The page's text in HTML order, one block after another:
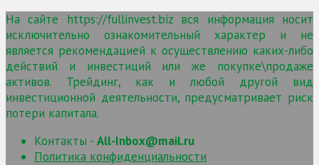
На сайте https://fullinvest.biz вся информация носит
исключительно ознакомительный характер и не
является рекомендацией к осуществлению каких-либо
действий и инвестиций или же покупке\продаже
активов. Трейдинг, как и любой другой вид
инвестиционной деятельности, предусматривает риск
потери капитала.
Контакты - All-Inbox@mail.ru
Политика конфиденциальности